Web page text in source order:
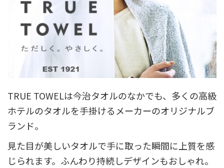
TRUE TOWELは今治タオルのなかでも、多くの高級
ホテルのタオルを手掛けるメーカーのオリジナルブ
ランド。
見た目が美しいタオルで手に取った瞬間に上質を感
じられます。ふんわり持続しデザインもおしゃれ。